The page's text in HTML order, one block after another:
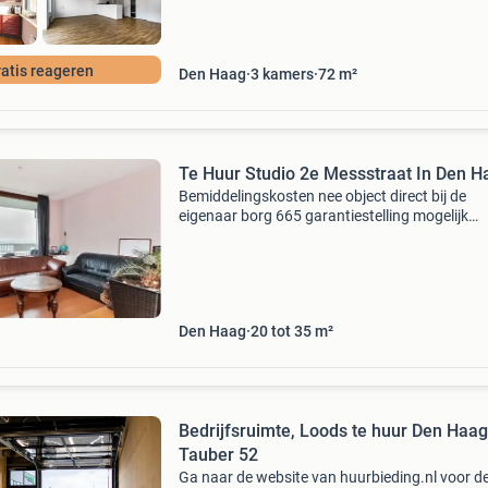
reageren Den Haag 3 kamers 72m²
Te Huur Studio 2e Messstraat In Den
Bemiddelingskosten nee object direct bij de
eigenaar borg 665 garantiestelling mogelijk
Den Haag 20 tot 35 m²
Bedrijfsruimte, Loods te huur Den Haag
Tauber 52
Ga naar de website van huurbieding.nl voor